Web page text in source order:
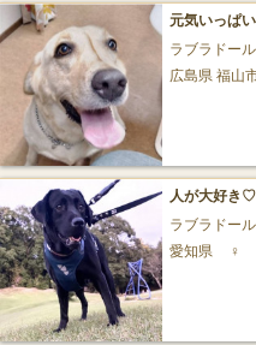
元気いっぱ
ラブラドー
広島県 福山
人が大好き
ラブラドー
愛知県
♀